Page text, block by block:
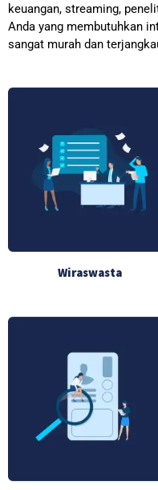
keuangan, streaming,
Anda yang membutuhkan
sangat murah dan
Wiraswasta